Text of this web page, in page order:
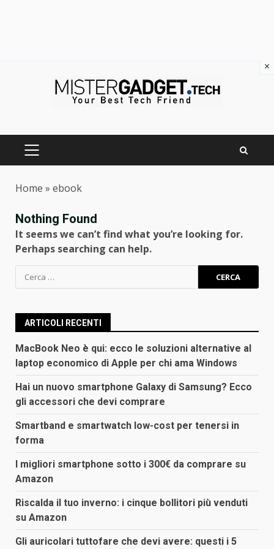
PRIMARY
Home » ebook
Nothing Found
It seems we can’t find what you’re looking for.
Perhaps searching can help.
Ricerca
per:
ARTICOLI RECENTI
MacBook Neo è qui: ecco le soluzioni alternative al
laptop economico di Apple per chi ama Windows
Hai un nuovo smartphone Galaxy di Samsung? Ecco
gli accessori che devi comprare
Smartband e smartwatch low-cost per tenersi in
forma
I migliori smartphone sotto i 300€ da comprare su
Amazon
Riscalda il tuo inverno: i cinque bollitori più venduti
su Amazon
Gli auricolari tuttofare che devi avere: questi i 5
×